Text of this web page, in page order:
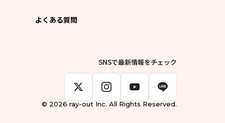
よくある質問
SNSで最新情報をチェック
© 2026 ray-out Inc. All Rights Reserved.